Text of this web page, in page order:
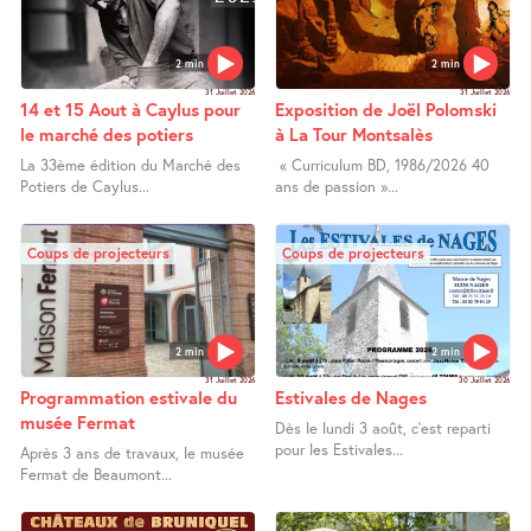
2 min
31 Juillet 2026
14 et 15 Aout à Caylus pour
le marché des potiers
La 33ème édition du Marché des
Potiers de Caylus...
2 min
31 Juillet 2026
Exposition de Joël Polomski
à La Tour Montsalès
« Curriculum BD, 1986/2026 40
ans de passion »...
2 min
Coups de projecteurs
31 Juillet 2026
Programmation estivale du
musée Fermat
Après 3 ans de travaux, le musée
Fermat de Beaumont...
2 min
Coups de projecteurs
30 Juillet 2026
Estivales de Nages
Dès le lundi 3 août, c’est reparti
pour les Estivales...